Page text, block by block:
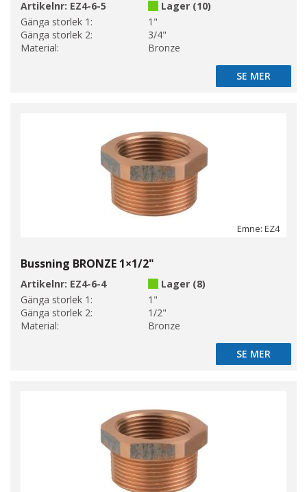
Artikelnr: EZ4-6-5
Lager (10)
Gänga storlek 1:
1"
Gänga storlek 2:
3/4"
Material:
Bronze
SE MER
SE MER
Emne: EZ4
Bussning BRONZE 1×1/2"
Artikelnr: EZ4-6-4
Lager (8)
Gänga storlek 1:
1"
Gänga storlek 2:
1/2"
Material:
Bronze
SE MER
SE MER